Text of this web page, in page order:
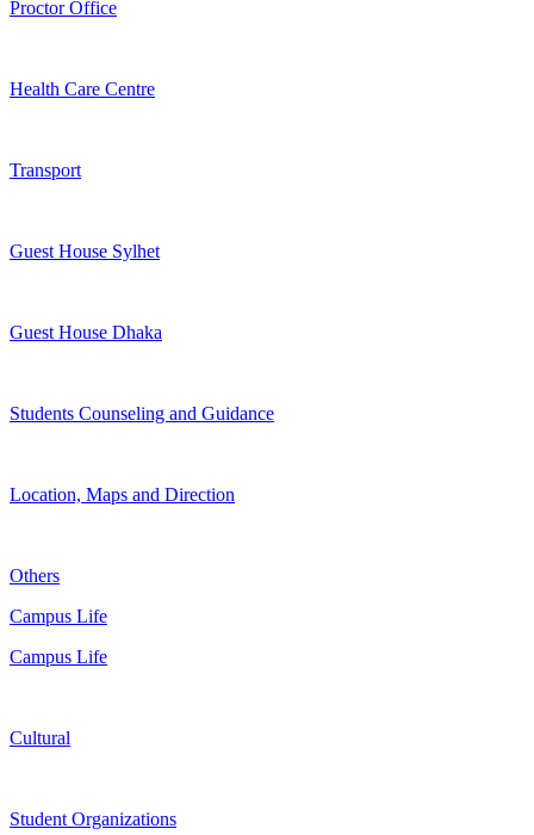
Proctor Office
Health Care Centre
Transport
Guest House Sylhet
Guest House Dhaka
Students Counseling and Guidance
Location, Maps and Direction
Others
Campus Life
Campus Life
Cultural
Student Organizations